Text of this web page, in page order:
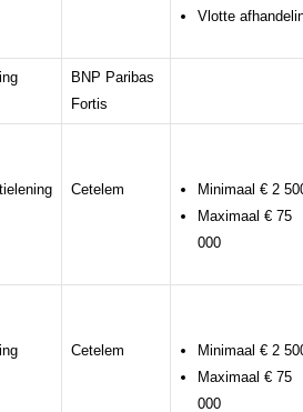
Vlotte
BNP Paribas
Fortis
Cetelem
Minimaal € 2
Maximaal € 75
000
Cetelem
Minimaal € 2
Maximaal € 75
000